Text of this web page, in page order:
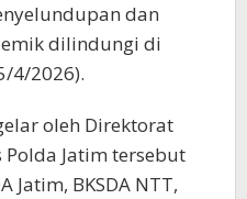
dan
dilindungi di
4/2026).
oleh Direktorat
Polda Jatim tersebut
Jatim, BKSDA NTT,